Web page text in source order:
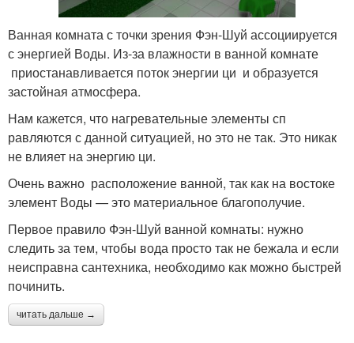
Ванная комната с точки зрения Фэн-Шуй ассоциируется
с энергией Воды. Из-за влажности в ванной комнате
приостанавливается поток энергии ци и образуется
застойная атмосфера.
Нам кажется, что нагревательные элементы сп
равляются с данной ситуацией, но это не так. Это никак
не влияет на энергию ци.
Очень важно расположение ванной, так как на востоке
элемент Воды — это материальное благополучие.
Первое правило Фэн-Шуй ванной комнаты: нужно
следить за тем, чтобы вода просто так не бежала и если
неисправна сантехника, необходимо как можно быстрей
починить.
читать дальше →